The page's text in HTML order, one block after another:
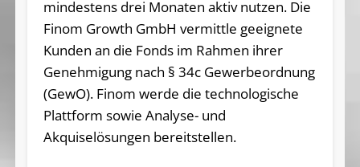
mindestens drei Monaten aktiv nutzen. Die
Finom Growth GmbH vermittle geeignete
Kunden an die Fonds im Rahmen ihrer
Genehmigung nach § 34c Gewerbeordnung
(GewO). Finom werde die technologische
Plattform sowie Analyse- und
Akquiselösungen bereitstellen.